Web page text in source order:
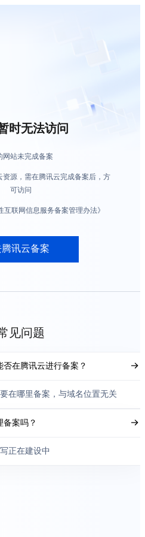
时无法访问
网站未完成备案
资源，需在腾讯云完成备案后，方
可访问
互联网信息服务备案管理办法》
腾讯云备案
见问题
在腾讯云进行备案？
在哪里备案，与域名位置无关
备案吗？
正在建设中